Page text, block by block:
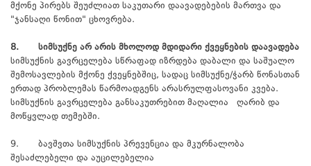
მქონე პირებს შეუძლიათ საკუთარი დაავადებების მართვა და
"ჯანსაღი წონით" ცხოვრება.
8. სიმსუქნე არ არის მხოლოდ მდიდარი ქვეყნების დაავადება
სიმსუქნის გავრცელება სწრაფად იზრდება დაბალი და საშუალო
შემოსავლების მქონე ქვეყნებშიც, სადაც სიმსუქნე/ჭარბ წონასთან
ერთად პრობლემას წარმოადგენს არასრულფასოვანი კვება.
სიმსუქნის გავრცელება განსაკუთრებით მაღალია ღარიბ და
მოწყვლად თემებში.
9. ბავშვთა სიმსუქნის პრევენცია და მკურნალობა
შესაძლებელი და აუცილებელია